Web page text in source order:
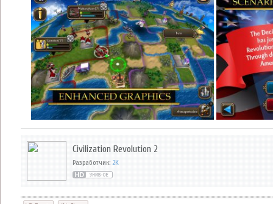
Civilization Revolution 2
Разработчик: 2K